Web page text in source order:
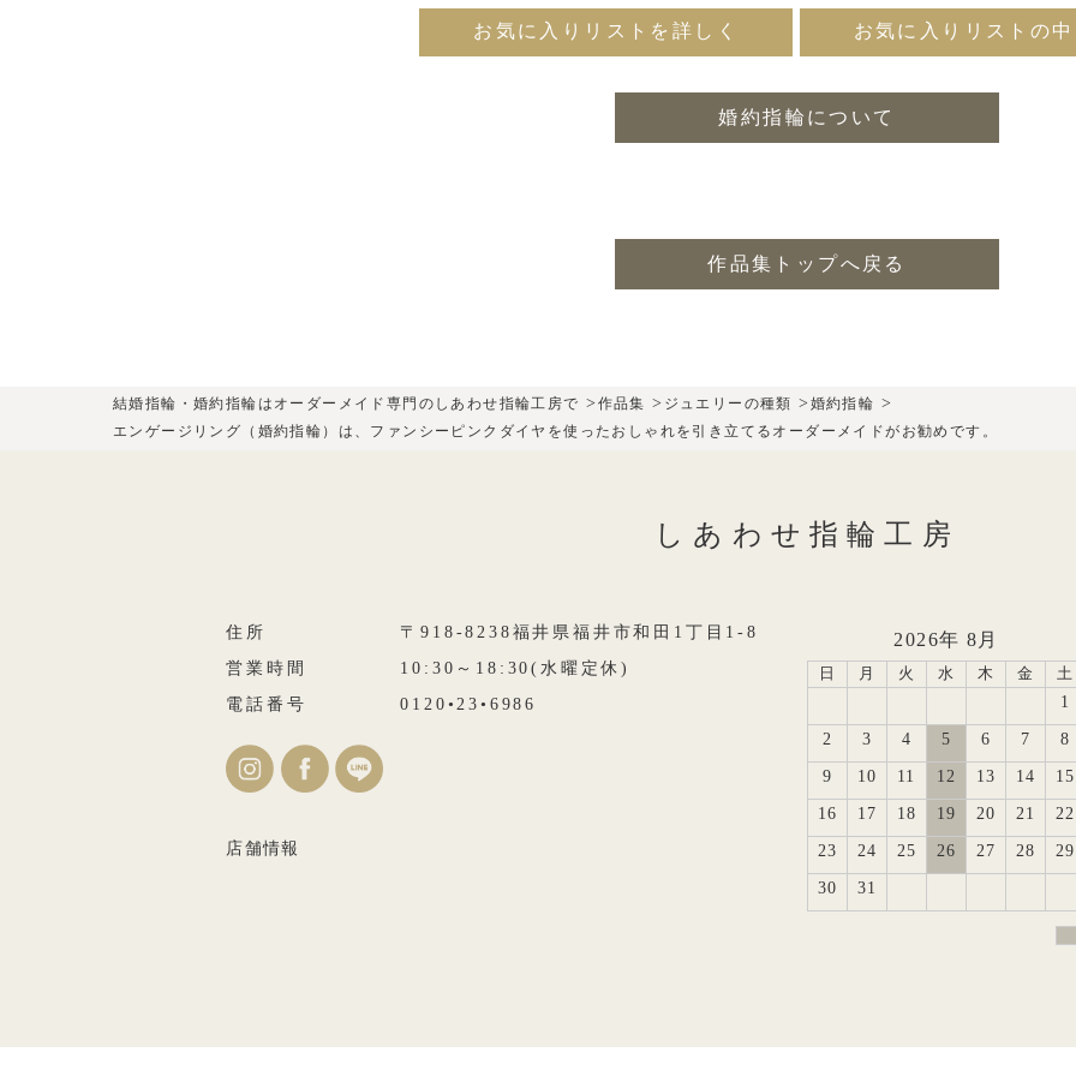
お気に入りリストを詳しく お気に入りリストの
婚約指輪について
作品集トップへ戻る
結婚指輪・婚約指輪はオーダーメイド専門のしあわせ指輪工房で > 作品集 > ジュエリーの種類 > 婚約指輪 >
エンゲージリング（婚約指輪）は、ファンシーピンクダイヤを使ったおしゃれを引き立てるオーダーメイドがお勧めです。
しあわせ指輪工房
住所
〒918-8238福井県福井市和田1丁目1-8
営業時間
10:30～18:30(水曜定休)
電話番号
0120•23•6986
店舗情報
2026年 8月
日 月 火 水 木 金 土
1
2 3 4 5 6 7 8
9 10 11 12 13 14 15
16 17 18 19 20 21 22
23 24 25 26 27 28 29
30 31